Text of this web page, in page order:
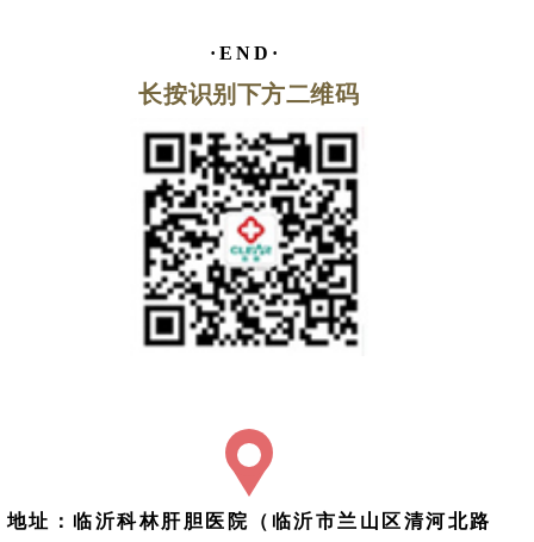
·END·
长按识别下方二维码
地址：临沂科林肝胆医院（临沂市兰山区清河北路